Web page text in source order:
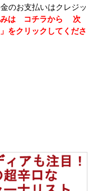
のお支払いはクレジッ
みは コチラから 次
をクリックしてくださ